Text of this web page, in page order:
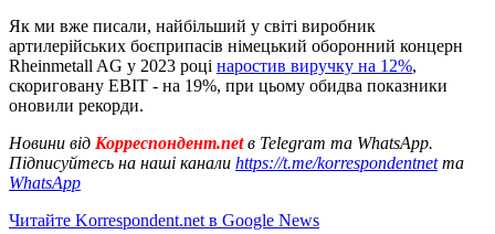
Як ми вже писали, найбільший у світі виробник
артилерійських боєприпасів німецький оборонний концерн
Rheinmetall AG у 2023 році наростив виручку на 12%,
скориговану EBIT - на 19%, при цьому обидва показники
оновили рекорди.
Новини від Корреспондент.netв Telegram та WhatsApp.
Підписуйтесь на наші канали https://t.me/korrespondentnetта
WhatsApp
Читайте Korrespondent.net в Google News